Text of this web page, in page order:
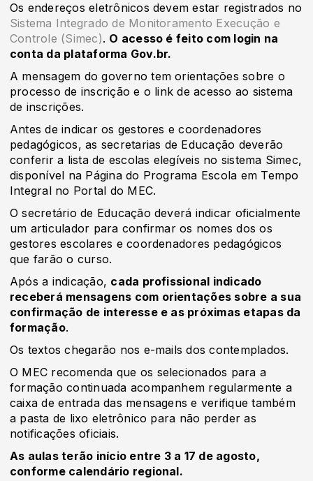
Os endereços eletrônicos devem estar registrados no
Sistema Integrado de Monitoramento Execução e
Controle (Simec). O acesso é feito com login na
conta da plataforma Gov.br.
A mensagem do governo tem orientações sobre o
processo de inscrição e o link de acesso ao sistema
de inscrições.
Antes de indicar os gestores e coordenadores
pedagógicos, as secretarias de Educação deverão
conferir a lista de escolas elegíveis no sistema Simec,
disponível na Página do Programa Escola em Tempo
Integral no Portal do MEC.
O secretário de Educação deverá indicar oficialmente
um articulador para confirmar os nomes dos os
gestores escolares e coordenadores pedagógicos
que farão o curso.
Após a indicação, cada profissional indicado
receberá mensagens com orientações sobre a sua
confirmação de interesse e as próximas etapas da
formação.
Os textos chegarão nos e-mails dos contemplados.
O MEC recomenda que os selecionados para a
formação continuada acompanhem regularmente a
caixa de entrada das mensagens e verifique também
a pasta de lixo eletrônico para não perder as
notificações oficiais.
As aulas terão início entre 3 a 17 de agosto,
conforme calendário regional.